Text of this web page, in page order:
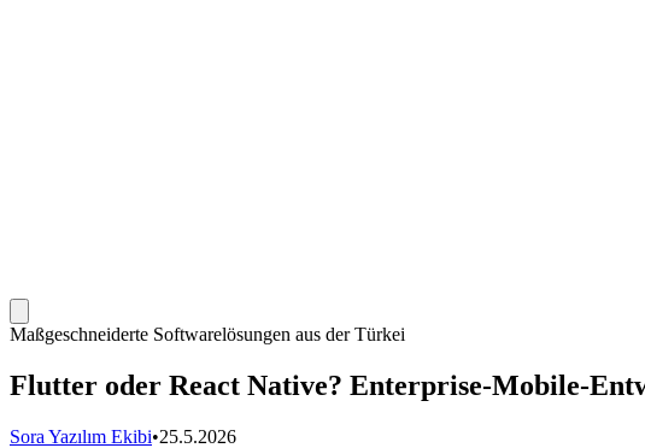
Maßgeschneiderte Softwarelösungen aus der Türkei
Flutter oder React Native? Enterprise-Mobile-
Sora Yazılım Ekibi•25.5.2026